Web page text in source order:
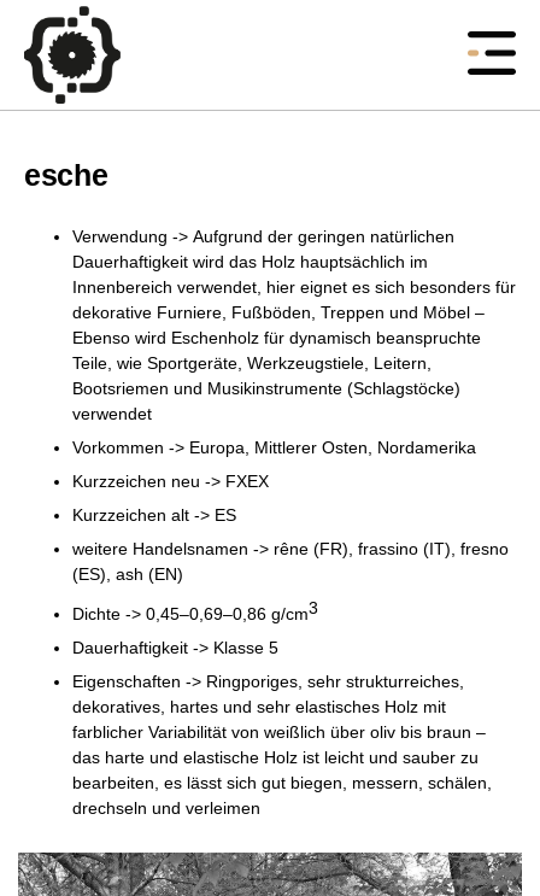
esche
Verwendung -> Aufgrund der geringen natürlichen
Dauerhaftigkeit wird das Holz hauptsächlich im
Innenbereich verwendet, hier eignet es sich besonders für
dekorative Furniere, Fußböden, Treppen und Möbel –
Ebenso wird Eschenholz für dynamisch beanspruchte
Teile, wie Sportgeräte, Werkzeugstiele, Leitern,
Bootsriemen und Musikinstrumente (Schlagstöcke)
verwendet
Vorkommen -> Europa, Mittlerer Osten, Nordamerika
Kurzzeichen neu -> FXEX
Kurzzeichen alt -> ES
weitere Handelsnamen -> rêne (FR), frassino (IT), fresno
(ES), ash (EN)
Dichte -> 0,45–0,69–0,86 g/cm3
Dauerhaftigkeit -> Klasse 5
Eigenschaften -> Ringporiges, sehr strukturreiches,
dekoratives, hartes und sehr elastisches Holz mit
farblicher Variabilität von weißlich über oliv bis braun –
das harte und elastische Holz ist leicht und sauber zu
bearbeiten, es lässt sich gut biegen, messern, schälen,
drechseln und verleimen